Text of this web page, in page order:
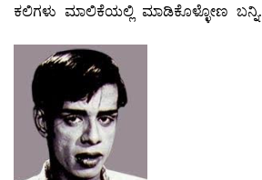
ಕಲಿಗಳು ಮಾಲಿಕೆಯಲ್ಲಿ ಮಾಡಿಕೊಳ್ಳೋಣ ಬನ್ನಿ.